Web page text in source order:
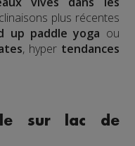
plus récentes
up paddle yoga ou
, hyper tendances
sur lac de